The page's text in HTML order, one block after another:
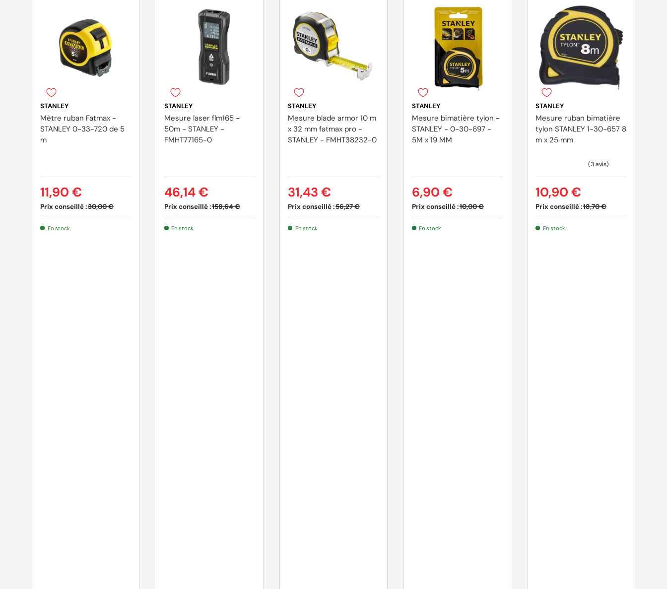
STANLEY
Mètre ruban Fatmax -
STANLEY 0-33-720 de 5
m
Prix conseillé :30,00 €
11,90 €
En stock
STANLEY
Mesure laser flm165 -
50m - STANLEY -
FMHT77165-0
Prix conseillé :158,64 €
46,14 €
En stock
STANLEY
Mesure blade armor 10 m
x 32 mm fatmax pro -
STANLEY - FMHT38232-0
Prix conseillé :56,27 €
31,43 €
En stock
STANLEY
Mesure bimatière tylon -
STANLEY - 0-30-697 -
5M x 19 MM
Prix conseillé :10,00 €
6,90 €
En stock
STANLEY
Mesure ruban bimatière
tylon STANLEY 1-30-657 8
m x 25 mm
Prix conseillé :18,70 €
10,90 €
En stock